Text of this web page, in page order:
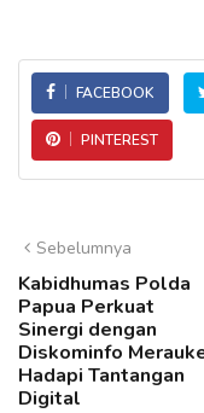
FACEBOOK
PINTEREST
Sebelumnya
Kabidhumas Polda
Papua Perkuat
Sinergi dengan
Diskominfo
Hadapi Tantangan
Digital